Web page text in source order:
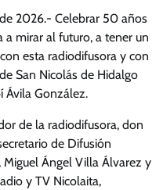
2026.- Celebrar 50 años
a mirar al futuro, a tener un
esta radiodifusora y con
San Nicolás de Hidalgo
Ávila González.
de la radiodifusora, don
de Difusión
Ángel Villa Álvarez y
y TV Nicolaita,